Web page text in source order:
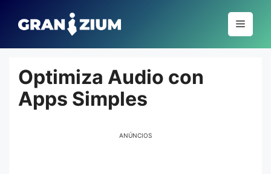
para
conteúdo
Menu
Optimiza Audio con
Apps Simples
ANÚNCIOS